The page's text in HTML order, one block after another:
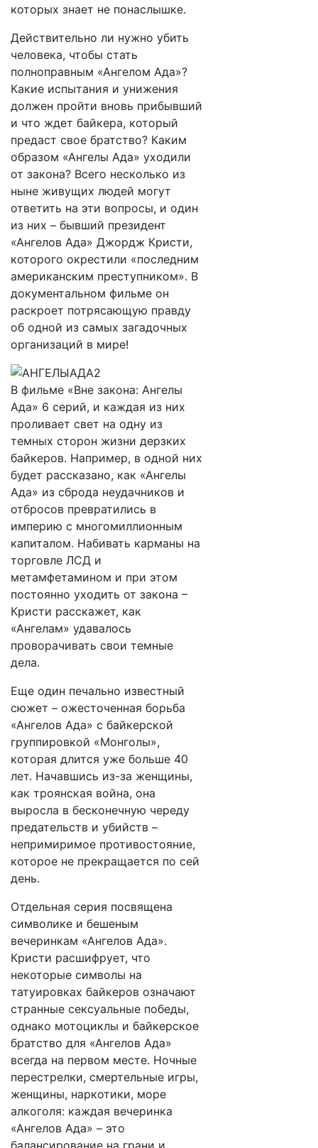
которых знает не понаслышке.
Действительно ли нужно убить
человека, чтобы стать
полноправным «Ангелом Ада»?
Какие испытания и унижения
должен пройти вновь прибывший
и что ждет байкера, который
предаст свое братство? Каким
образом «Ангелы Ада» уходили
от закона? Всего несколько из
ныне живущих людей могут
ответить на эти вопросы, и один
из них – бывший президент
«Ангелов Ада» Джордж Кристи,
которого окрестили «последним
американским преступником». В
документальном фильме он
раскроет потрясающую правду
об одной из самых загадочных
организаций в мире!
В фильме «Вне закона: Ангелы
Ада» 6 серий, и каждая из них
проливает свет на одну из
темных сторон жизни дерзких
байкеров. Например, в одной них
будет рассказано, как «Ангелы
Ада» из сброда неудачников и
отбросов превратились в
империю с многомиллионным
капиталом. Набивать карманы на
торговле ЛСД и
метамфетамином и при этом
постоянно уходить от закона –
Кристи расскажет, как
«Ангелам» удавалось
проворачивать свои темные
дела.
Еще один печально известный
сюжет – ожесточенная борьба
«Ангелов Ада» с байкерской
группировкой «Монголы»,
которая длится уже больше 40
лет. Начавшись из-за женщины,
как троянская война, она
выросла в бесконечную череду
предательств и убийств –
непримиримое противостояние,
которое не прекращается по сей
день.
Отдельная серия посвящена
символике и бешеным
вечеринкам «Ангелов Ада».
Кристи расшифрует, что
некоторые символы на
татуировках байкеров означают
странные сексуальные победы,
однако мотоциклы и байкерское
братство для «Ангелов Ада»
всегда на первом месте. Ночные
перестрелки, смертельные игры,
женщины, наркотики, море
алкоголя: каждая вечеринка
«Ангелов Ада» – это
балансирование на грани и